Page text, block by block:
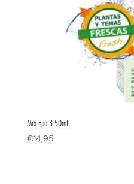
Mix Epa 3 50ml
€14,95